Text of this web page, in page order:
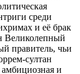
среди
и её брак
Великолепный
правитель, чьи
султан
и